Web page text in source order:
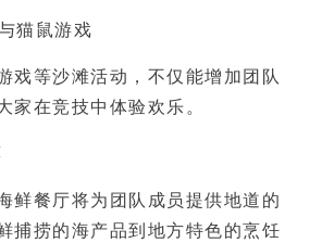
猫鼠游戏
戏等沙滩活动，不仅能增加团队
家在竞技中体验欢乐。
鲜餐厅将为团队成员提供地道的
捕捞的海产品到地方特色的烹饪